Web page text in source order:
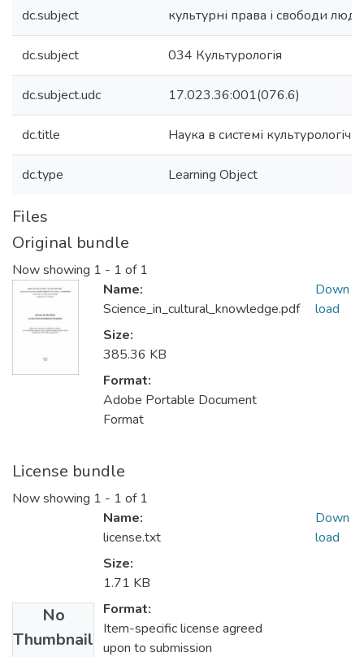
dc.subject культурні права і свободи
dc.subject 034 Культурологія
dc.subject.udc 17.023.36:001(076.6)
dc.title Наука в системі
dc.type Learning Object
Files
Original bundle
Now showing 1 - 1 of 1
Name:
Science_in_cultural_knowledge.pdf
Size:
385.36 KB
Format:
Adobe Portable Document
Format
Down
load
License bundle
Now showing 1 - 1 of 1
No
Thumbnail
Name:
license.txt
Size:
1.71 KB
Format:
Item-specific license agreed
upon to submission
Down
load